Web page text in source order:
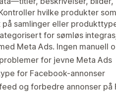
hvilke produkter
samlinger eller
for sømløs
Meta Ads. Ingen manuell
for jevne Meta Ads
for Facebook-annonser
og forbedre annonser på